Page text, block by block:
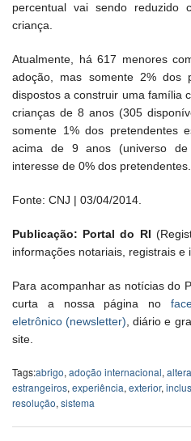
percentual vai sendo
criança.
Atualmente, há 617 menores
adoção, mas somente 2% dos
dispostos a construir uma família
crianças de 8 anos (305
somente 1% dos pretendentes
acima de 9 anos (universo
interesse de 0% dos pretendentes.
Fonte: CNJ | 03/04/2014.
Publicação: Portal do RI
informações notariais, registrais e
Para acompanhar as notícias do
curta a nossa página no
eletrônico (newsletter) , diário e
site.
Tags:abrigo, adoção internacional,
estrangeiros, experiência, exterior,
resolução, sistema